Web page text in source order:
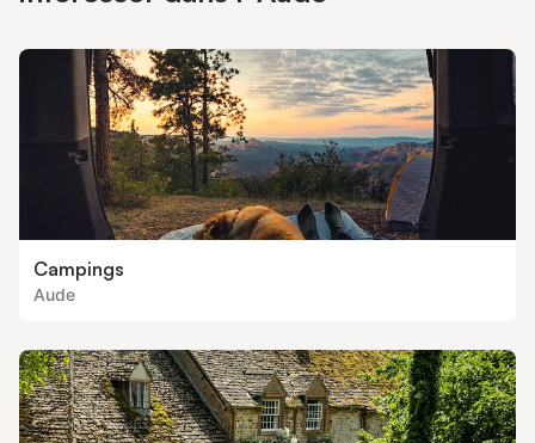
pas fournies. Nos amis les animaux sont acceptés sous bonne
dans un cadre de vacances idylliques, à seulement 200m des
belles plages de
Campings
Aude